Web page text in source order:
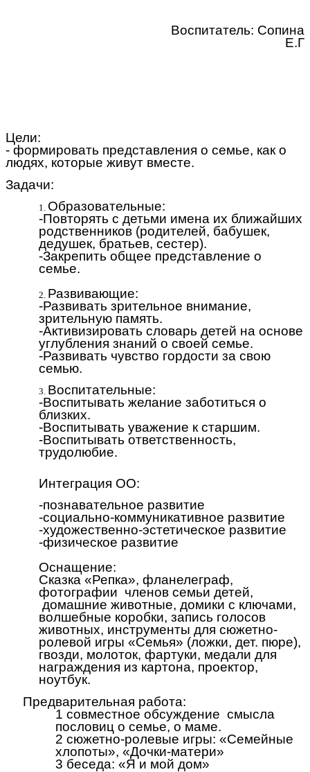
Воспитатель: Сопина
Е.Г
Цели:
- формировать представления о семье, как о
людях, которые живут вместе.
Задачи:
Образовательные:
-Повторять с детьми имена их ближайших
родственников (родителей, бабушек,
дедушек, братьев, сестер).
-Закрепить общее представление о
семье.
Развивающие:
-Развивать зрительное внимание,
зрительную память.
-Активизировать словарь детей на основе
углубления знаний о своей семье.
-Развивать чувство гордости за свою
семью.
Воспитательные:
-Воспитывать желание заботиться о
близких.
-Воспитывать уважение к старшим.
-Воспитывать ответственность,
трудолюбие.
Интеграция ОО:
-познавательное развитие
-социально-коммуникативное развитие
-художественно-эстетическое развитие
-физическое развитие
Оснащение:
Сказка «Репка», фланелеграф,
фотографии членов семьи детей,
домашние животные, домики с ключами,
волшебные коробки, запись голосов
животных, инструменты для сюжетно-
ролевой игры «Семья» (ложки, дет. пюре),
гвозди, молоток, фартуки, медали для
награждения из картона, проектор,
ноутбук.
Предварительная работа:
1 совместное обсуждение смысла
пословиц о семье, о маме.
2 сюжетно-ролевые игры: «Семейные
хлопоты», «Дочки-матери»
3 беседа: «Я и мой дом»